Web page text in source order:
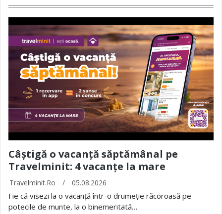
Câștigă o vacanță săptămânal pe
Travelminit: 4 vacanțe la mare
Travelminit.ro / 05.08.2026
Fie că visezi la o vacanță într-o drumeție răcoroasă pe
potecile de munte, la o binemeritată…